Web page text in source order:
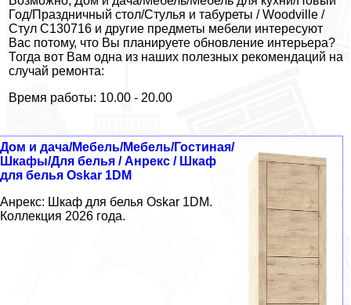
Год/Праздничный стол/Стулья и табуреты / Woodville /
Стул С130716 и другие предметы мебели интересуют
Вас потому, что Вы планируете обновление интерьера?
Тогда вот Вам одна из наших полезных рекомендаций на
случай ремонта:
Время работы: 10.00 - 20.00
Дом и дача/Мебель/Мебель/Гостиная/
Шкафы/Для белья / Анрекс / Шкаф
для белья Oskar 1DM
Анрекс: Шкаф для белья Oskar 1DM.
Коллекция 2026 года.